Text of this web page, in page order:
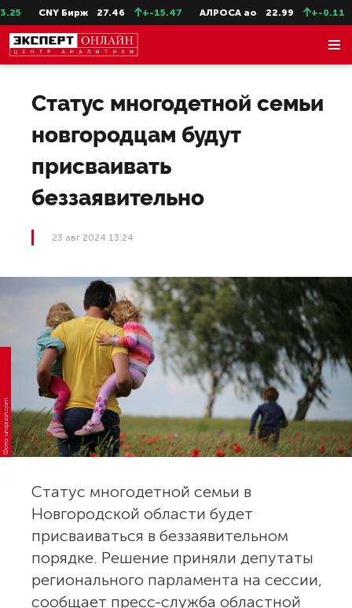
CNY Бирж 27.46 +-15.47 АЛРОСА ао 22.99 +-0.11
Статус многодетной семьи
новгородцам будут
присваивать
беззаявительно
23 авг 2024 13:24
Фото: unsplash.com
Статус многодетной семьи в
Новгородской области будет
присваиваться в беззаявительном
порядке. Решение приняли депутаты
регионального парламента на сессии,
сообщает пресс-служба областной